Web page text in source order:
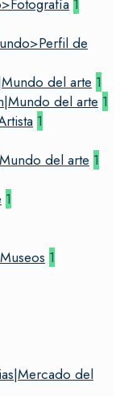
1
de
del arte 1
del arte 1
1
del arte 1
1
1
del